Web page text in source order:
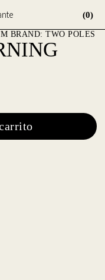
(0)
BRAND: TWO POLES